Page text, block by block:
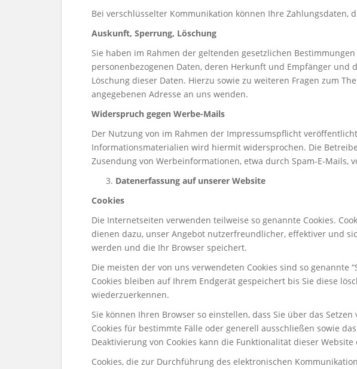
Bei verschlüsselter Kommunikation können Ihre
Auskunft, Sperrung, Löschung
Sie haben im Rahmen der geltenden gesetzlichen
personenbezogenen Daten, deren Herkunft und Empfänger
Löschung dieser Daten. Hierzu sowie zu weiteren Fragen zum
angegebenen Adresse an uns wenden.
Widerspruch gegen Werbe-Mails
Der Nutzung von im Rahmen der Impressumspflicht
Informationsmaterialien wird hiermit widersprochen. Die
Zusendung von Werbeinformationen, etwa durch Spam-E-Mails,
Datenerfassung auf unserer Website
Cookies
Die Internetseiten verwenden teilweise so genannte Cookies.
dienen dazu, unser Angebot nutzerfreundlicher, effektiver und
werden und die Ihr Browser speichert.
Die meisten der von uns verwendeten Cookies sind so genannte
Cookies bleiben auf Ihrem Endgerät gespeichert bis Sie diese
wiederzuerkennen.
Sie können Ihren Browser so einstellen, dass Sie über das
Cookies für bestimmte Fälle oder generell ausschließen sowie
Deaktivierung von Cookies kann die Funktionalität dieser
Cookies, die zur Durchführung des elektronischen